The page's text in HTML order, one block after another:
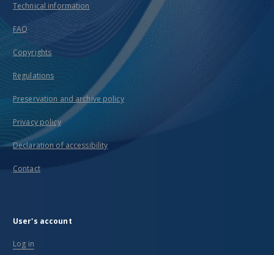
Technical information
FAQ
Copyrights
Regulations
Preservation and archive policy
Privacy policy
Declaration of accessibility
Contact
User's account
Log in